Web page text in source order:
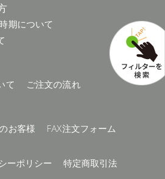
期について
て ご注文の流れ
お客様 FAX注文フォーム
ーポリシー 特定商取引法